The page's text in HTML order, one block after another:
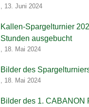
, 13. Juni 2024
Kallen-Spargelturnier
Stunden ausgebucht
, 18. Mai 2024
Bilder des
, 18. Mai 2024
Bilder des 1. CABANON